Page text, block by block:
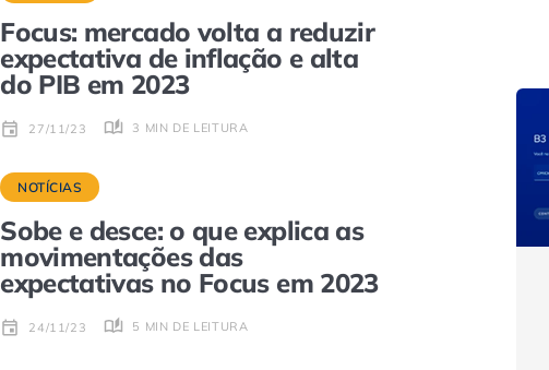
Focus: mercado volta a reduzir
expectativa de inflação e alta
do PIB em 2023
27/11/23 3 MIN DE LEITURA
NOTÍCIAS
Sobe e desce: o que explica as
movimentações das
expectativas no Focus em 2023
24/11/23 5 MIN DE LEITURA